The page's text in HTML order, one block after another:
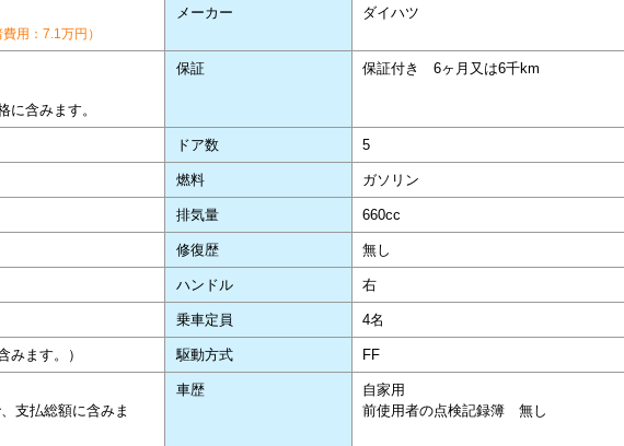
用：7.1万円）
メーカー ダイハツ
に含みます。
保証 保証付き 6ヶ月又は6千km
ドア数 5
燃料 ガソリン
排気量 660cc
修復歴 無し
ハンドル 右
乗車定員 4名
みます。） 駆動方式 FF
支払総額に含みま
車歴
自家用
前使用者の点検記録簿 無し